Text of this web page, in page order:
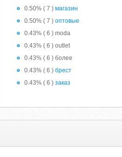
0.50% ( 7 ) магазин
0.50% ( 7 ) оптовые
0.43% ( 6 ) moda
0.43% ( 6 ) outlet
0.43% ( 6 ) более
0.43% ( 6 ) брест
0.43% ( 6 ) заказ